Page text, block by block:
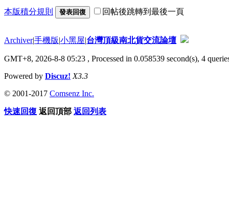
本版積分規則 發表回復 回帖後跳轉到最後一頁
Archiver|手機版|小黑屋|台灣頂級南北貨交流論壇
GMT+8, 2026-8-8 05:23 , Processed in 0.058539 second(s), 4
Powered by Discuz! X3.3
© 2001-2017 Comsenz Inc.
快速回復 返回頂部 返回列表